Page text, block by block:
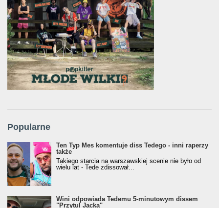
Popularne
Ten Typ Mes komentuje diss Tedego - inni raperzy
także
Takiego starcia na warszawskiej scenie nie było od
wielu lat - Tede zdissował...
Wini odpowiada Tedemu 5-minutowym dissem
"Przytul Jacka"